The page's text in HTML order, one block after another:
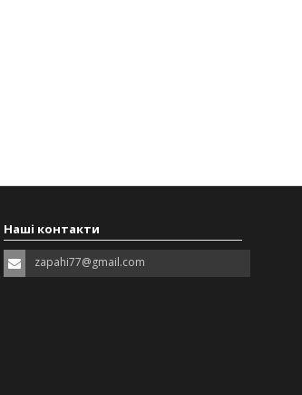
Наші контакти
zapahi77@gmail.com